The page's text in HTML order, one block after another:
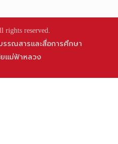
reserved.
รณสารและสื่อการศึกษา
แม่ฟ้าหลวง